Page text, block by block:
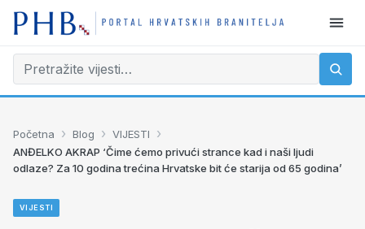
Početna › Blog › VIJESTI ›
ANĐELKO AKRAP ‘Čime ćemo privući strance kad i naši ljudi
odlaze? Za 10 godina trećina Hrvatske bit će starija od 65 godina’
VIJESTI